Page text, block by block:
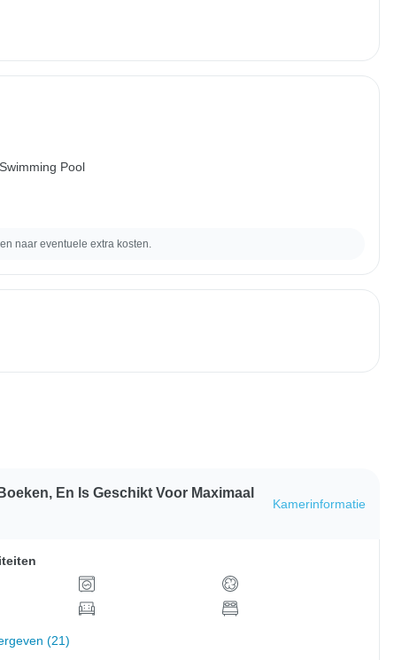
Pool
naar eventuele extra kosten.
En Is Geschikt Voor Maximaal
Kamerinformatie
(21)